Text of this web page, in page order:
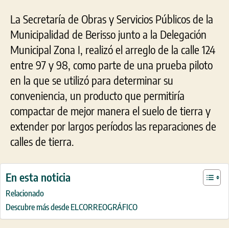
La Secretaría de Obras y Servicios Públicos de la
Municipalidad de Berisso junto a la Delegación
Municipal Zona I, realizó el arreglo de la calle 124
entre 97 y 98, como parte de una prueba piloto
en la que se utilizó para determinar su
conveniencia, un producto que permitiría
compactar de mejor manera el suelo de tierra y
extender por largos períodos las reparaciones de
calles de tierra.
En esta noticia
Relacionado
Descubre más desde ELCORREOGRÁFICO